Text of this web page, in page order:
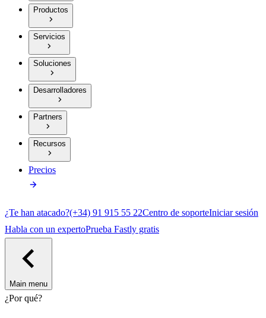
Productos
Servicios
Soluciones
Desarrolladores
Partners
Recursos
Precios
¿Te han atacado?(+34) 91 915 55 22Centro de soporteIniciar sesión
Habla con un expertoPrueba Fastly gratis
Main menu
¿Por qué?